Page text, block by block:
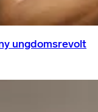
ungdomsrevolt